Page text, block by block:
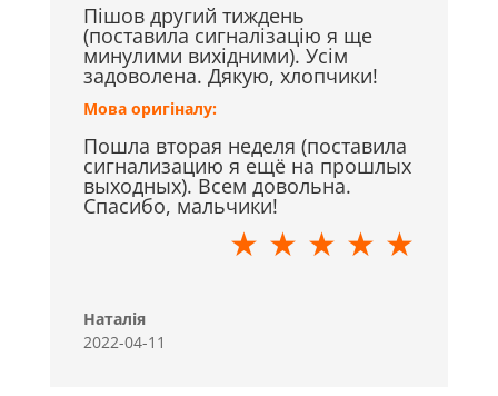
Пішов другий тиждень
(поставила сигналізацію я ще
минулими вихідними). Усім
задоволена. Дякую, хлопчики!
Мова оригіналу:
Пошла вторая неделя (поставила
сигнализацию я ещё на прошлых
выходных). Всем довольна.
Спасибо, мальчики!
★ ★ ★ ★ ★
Наталія
2022-04-11